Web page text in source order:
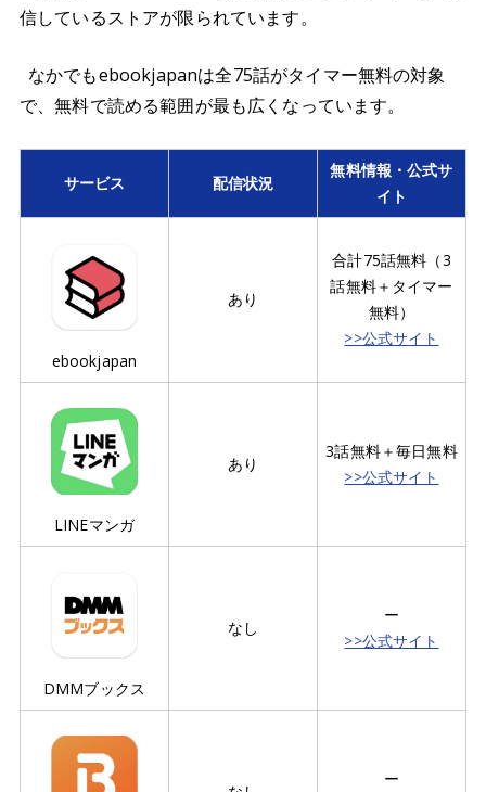
信しているストアが限られています。
なかでもebookjapanは全75話がタイマー無料の対象
で、無料で読める範囲が最も広くなっています。
サービス 配信状況
無料情報・公式サ
イト
ebookjapan
あり
合計75話無料（3
話無料＋タイマー
無料）
>>公式サイト
LINEマンガ
あり
3話無料＋毎日無料
>>公式サイト
DMMブックス
なし
ー
>>公式サイト
ー